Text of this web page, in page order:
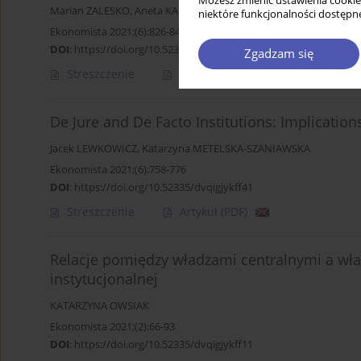
niektóre funkcjonalności
Zgadzam się
Marian ZALESKO, Aneta KARGOL-WASILUK
Ekonomista 2021;(6):826-841
DOI: https://doi.org/10.52335/dvqigjykff44
Streszczenie Artykuł(PDF)
De Jure and De Facto Institutions:
Jacek LEWKOWICZ, Katarzyna METELSKA-SZANIAWSKA
Ekonomista 2021;(6):758-776
DOI: https://doi.org/10.52335/dvqigjykff41
Streszczenie Artykuł (PDF)
Relacje pomiędzy władzami centralnymi a
instytucjonalnej
KATARZYNA OWSIAK
Ekonomista 2021;(2):66-93
DOI: https://doi.org/10.52335/dvqigjykff11